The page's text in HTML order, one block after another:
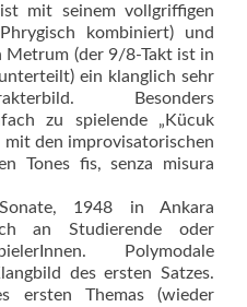
mit seinem vollgriffigen
kombiniert) und
Met­rum (der 9/8-Takt ist in
ein klanglich sehr
Besonders
zu spielende „Kücuk
den improvisatorischen
Tones fis, senza misura
1948 in Ankara
an Studierende oder
Polymodale
des ersten Satzes.
ersten Themas (wieder